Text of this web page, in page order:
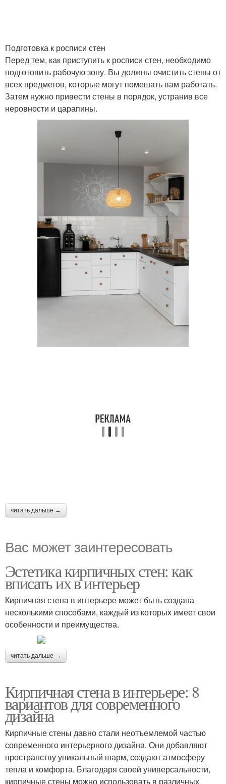
Подготовка к росписи стен
Перед тем, как приступить к росписи стен, необходимо
подготовить рабочую зону. Вы должны очистить стены от
всех предметов, которые могут помешать вам работать.
Затем нужно привести стены в порядок, устранив все
неровности и царапины.
читать дальше →
Вас может заинтересовать
Эстетика кирпичных стен: как
вписать их в интерьер
Кирпичная стена в интерьере может быть создана
несколькими способами, каждый из которых имеет свои
особенности и преимущества.
читать дальше →
Кирпичная стена в интерьере: 8
вариантов для современного
дизайна
Кирпичные стены давно стали неотъемлемой частью
современного интерьерного дизайна. Они добавляют
пространству уникальный шарм, создают атмосферу
тепла и комфорта. Благодаря своей универсальности,
кирпичные стены можно использовать в различных